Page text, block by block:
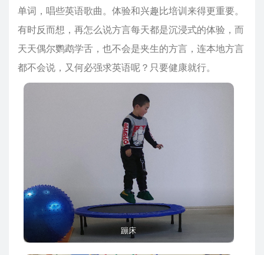
单词，唱些英语歌曲。体验和兴趣比培训来得更重要。
有时反而想，再怎么说方言每天都是沉浸式的体验，而
天天偶尔鹦鹉学舌，也不会是夹生的方言，连本地方言
都不会说，又何必强求英语呢？只要健康就行。
蹦床